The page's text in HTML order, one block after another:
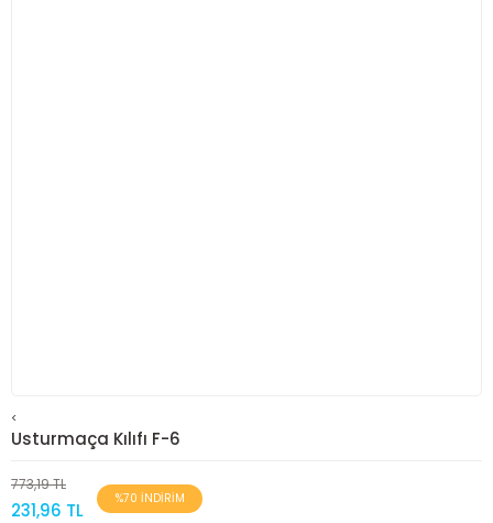
<
Usturmaça Kılıfı F-6
773,19 TL
231,96 TL
%70 İNDİRİM